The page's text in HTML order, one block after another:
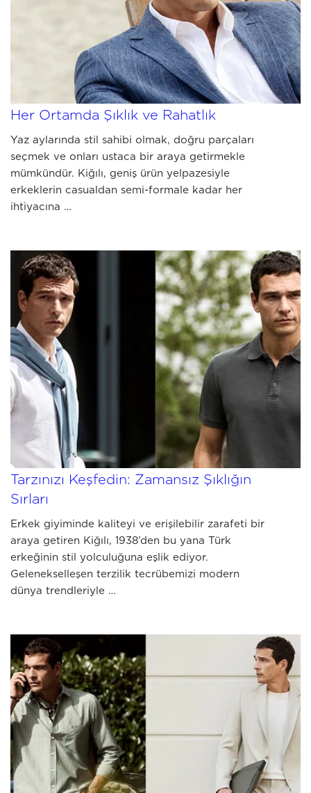
JULY 03 2026
Yazlık Erkek Kombinleri: Kiğılı ile
Her Ortamda Şıklık ve Rahatlık
Yaz aylarında stil sahibi olmak, doğru parçaları
seçmek ve onları ustaca bir araya getirmekle
mümkündür. Kiğılı, geniş ürün yelpazesiyle
erkeklerin casualdan semi-formale kadar her
ihtiyacına …
JULY 03 2026
Kiğılı Erkek Giyim Kombinleri ile
Tarzınızı Keşfedin: Zamansız Şıklığın
Sırları
Erkek giyiminde kaliteyi ve erişilebilir zarafeti bir
araya getiren Kiğılı, 1938’den bu yana Türk
erkeğinin stil yolculuğuna eşlik ediyor.
Gelenekselleşen terzilik tecrübemizi modern
dünya trendleriyle …